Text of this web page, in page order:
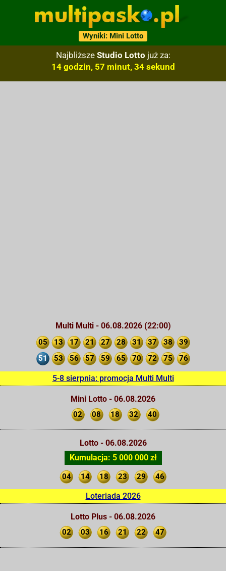
Wyniki: Mini Lotto
Najbliższe Studio Lotto już za:
14 godzin, 57 minut, 33 sekund
Multi Multi - 06.08.2026 (22:00)
05 13 17 21 27 28 31 37 38
39
51
53 56 57 59 65 70 72 75 76
5-8 sierpnia: promocja Multi Multi
Mini Lotto - 06.08.2026
02 08 18 32 40
Lotto - 06.08.2026
Kumulacja: 5 000 000 zł
04 14 18 23 29 46
Loteriada 2026
Lotto Plus - 06.08.2026
02 03 16 21 22 47